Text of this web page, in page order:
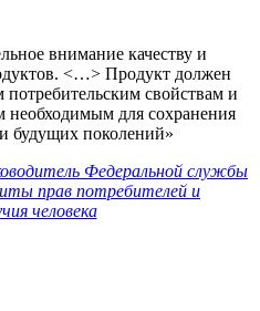
внимание качеству и
<…> Продукт должен
потребительским свойствам и
необходимым для сохранения
будущих поколений»
Федеральной службы
прав потребителей и
человека